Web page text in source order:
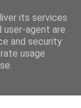
από
its services
user-agent are
and security
usage